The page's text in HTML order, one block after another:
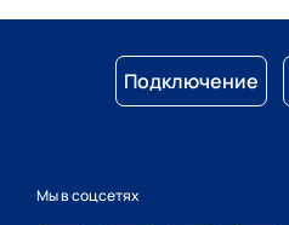
Подключение
Мы в соцсетях